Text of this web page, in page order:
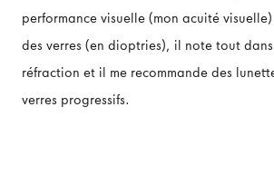
performance visuelle (mon acuité
des verres (en dioptries), il note tout
réfraction et il me recommande des
verres progressifs.